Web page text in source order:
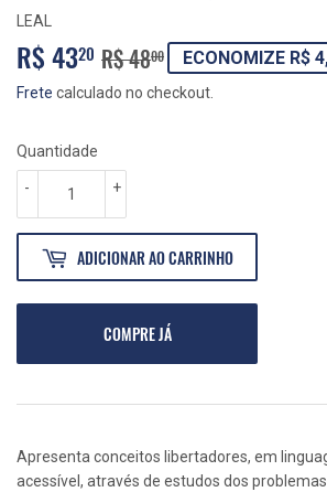
LEAL
R$ 4320 R$ 4800PREÇO
NORMAL
R$
48,00
PREÇO
PROMOCIONAL
R$
43,20
ECONOMIZE R$
Frete calculado no checkout.
Quantidade
+
-
ADICIONAR AO CARRINHO
COMPRE JÁ
Apresenta conceitos libertadores, em
acessível, através de estudos dos